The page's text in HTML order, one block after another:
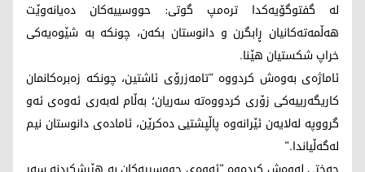
لە گفتوگۆیەکدا ترەمپ گوتی: حووسییەکان دەیانەوێت
هەڵمەتەکانیان ڕابگرن و دانوستان بکەن، چونکە بە شێوەیەکی
خراپ شکستیان هێنا.
ئاماژەی بەوەش کردووە "تامەزرۆی ئاشتین، چونکە زەبرەکانمان
کاریگەرییەکی زۆری کردووەتە سەریان؛ بەڵام لەبەری ئەوەی ئەو
گرووپە لەلایەن ئێرانەوە پاڵپشتیی دەکرێن، ئامادەی دانوستان نیم
لەگەڵیاندا."